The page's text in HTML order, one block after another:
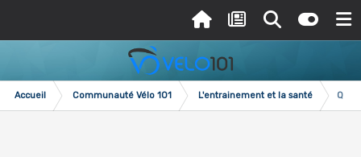
Accueil Communauté Vélo 101 L'entrainement et la santé